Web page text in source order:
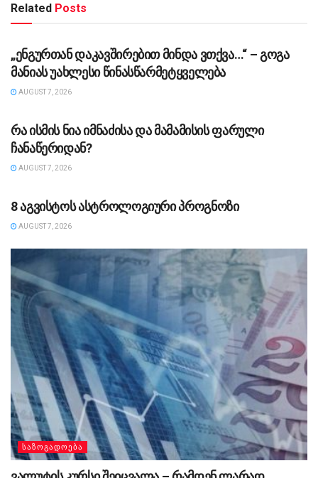
Related Posts
ᲡᲐᲖᲝᲒᲐᲓᲝᲔᲑᲐ
„ენგურთან დაკავშირებით მინდა ვთქვა…“ – გოგა
მანიას უახლესი წინასწარმეტყველება
AUGUST 7, 2026
რა ისმის ნია იმნაძისა და მამამისის ფარული
ჩანაწერიდან?
AUGUST 7, 2026
8 აგვისტოს ასტროლოგიური პროგნოზი
AUGUST 7, 2026
ᲡᲐᲖᲝᲒᲐᲓᲝᲔᲑᲐ